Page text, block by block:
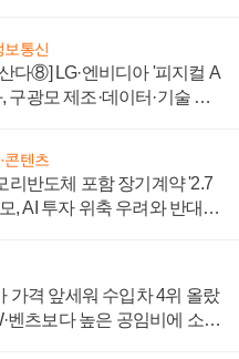
보통신
다⑧] LG·엔비디아 '피지컬 A
구광모 제조·데이터·기술 결
콘텐츠
리반도체 포함 장기계약 '2.7
, AI 투자 위축 우려와 반대
가격 앞세워 수입차 4위 올랐
벤츠보다 높은 공임비에 소비